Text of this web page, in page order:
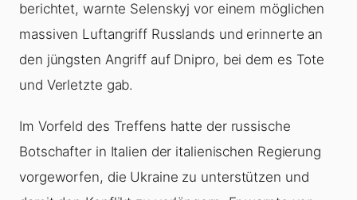
berichtet, warnte Selenskyj vor einem möglichen
massiven Luftangriff Russlands und erinnerte an
den jüngsten Angriff auf Dnipro, bei dem es Tote
und Verletzte gab.
Im Vorfeld des Treffens hatte der russische
Botschafter in Italien der italienischen Regierung
vorgeworfen, die Ukraine zu unterstützen und